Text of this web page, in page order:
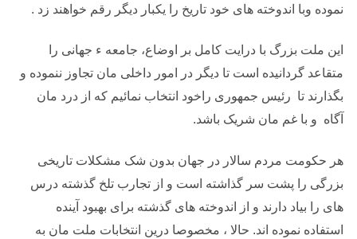
نموده وبا اندوخته های خود تاریخ را یکبار دیگر رقم خواهند زد .
این ملت بزرگ با درایت کامل بر اوضاع، جامعه ء جهانی را
متقاعد گردانیده است تا دیگر در امور داخلی مان تجاوز ننموده و
بگذارند تا رئیس جمهوری راخود انتخاب نمائیم که از درد مان
آگاه و با غم مان شریک باشد.
هر حکومت مردم سالار در جهان بدون شک مشکلات تاریخی
بزرگی را پشت سر گذاشته است و از تجارب تلخ گذشته درس
های را بیاد دارند و از اندوخته های گذشته برای بهبود آینده
استفاده نموده اند. حالا ، مخصوصا درین انتخابات ملت مان به